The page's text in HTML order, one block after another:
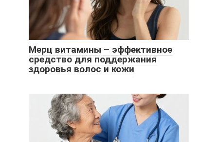
Мерц витамины – эффективное
средство для поддержания
здоровья волос и кожи